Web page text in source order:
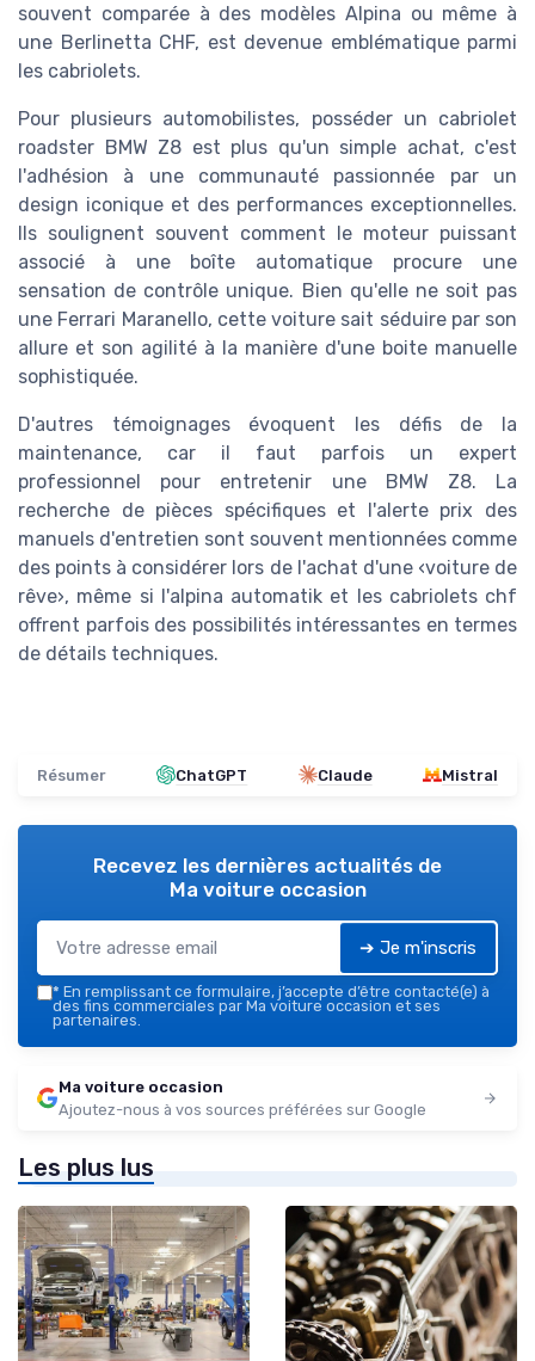
souvent comparée à des modèles Alpina ou même à
une Berlinetta CHF, est devenue emblématique parmi
les cabriolets.
Pour plusieurs automobilistes, posséder un cabriolet
roadster BMW Z8 est plus qu'un simple achat, c'est
l'adhésion à une communauté passionnée par un
design iconique et des performances exceptionnelles.
Ils soulignent souvent comment le moteur puissant
associé à une boîte automatique procure une
sensation de contrôle unique. Bien qu'elle ne soit pas
une Ferrari Maranello, cette voiture sait séduire par son
allure et son agilité à la manière d'une boite manuelle
sophistiquée.
D'autres témoignages évoquent les défis de la
maintenance, car il faut parfois un expert
professionnel pour entretenir une BMW Z8. La
recherche de pièces spécifiques et l'alerte prix des
manuels d'entretien sont souvent mentionnées comme
des points à considérer lors de l'achat d'une ‹voiture de
rêve›, même si l'alpina automatik et les cabriolets chf
offrent parfois des possibilités intéressantes en termes
de détails techniques.
Résumer ChatGPT Claude Mistral
Recevez les dernières actualités de
Ma voiture occasion
➔ Je m'inscris
* En remplissant ce formulaire, j’accepte d’être contacté(e) à
des fins commerciales par Ma voiture occasion et ses
partenaires.
Ma voiture occasion
Ajoutez-nous à vos sources préférées sur Google
Les plus lus